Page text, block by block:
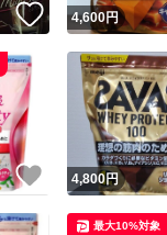
いいね！
4,600円
いいね！
4,800円
最大10%対象